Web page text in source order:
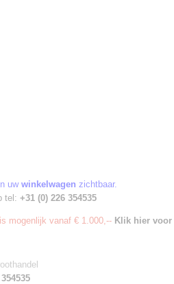
uw winkelwagen zichtbaar.
tel: +31 (0) 226 354535
mogenlijk vanaf € 1.000,-- Klik hier